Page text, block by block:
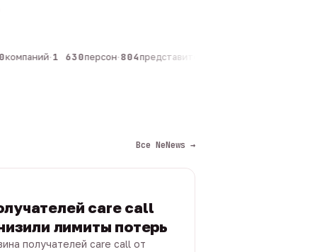
·1 630персон·804представителей
Все NeNews →
care call
лимиты потерь
получателей care call от